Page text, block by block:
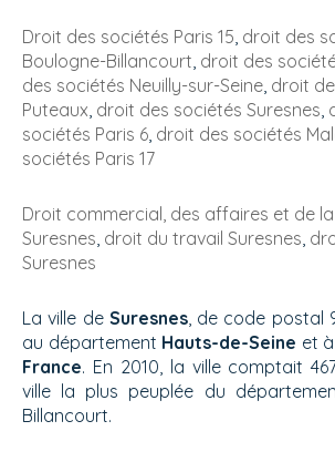
Droit des sociétés Paris 15, droit des
Boulogne-Billancourt, droit des
des sociétés Neuilly-sur-Seine, droit
Puteaux, droit des sociétés Suresnes,
sociétés Paris 6, droit des sociétés
sociétés Paris 17
Droit commercial, des affaires et de
Suresnes, droit du travail Suresnes,
Suresnes
La ville de Suresnes, de code postal
au département Hauts-de-Seine et
France. En 2010, la ville comptait
ville la plus peuplée du
Billancourt.